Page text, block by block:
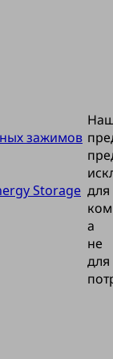
зажимов
Storage для
а
не
для